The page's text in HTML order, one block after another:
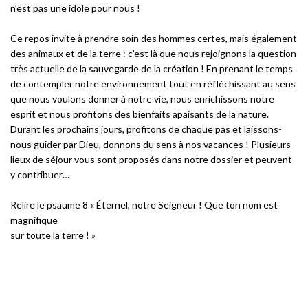
n’est pas une idole pour nous !
Ce repos invite à prendre soin des hommes certes, mais également
des animaux et de la terre : c’est là que nous rejoignons la question
très actuelle de la sauvegarde de la création ! En prenant le temps
de contempler notre environnement tout en réfléchissant au sens
que nous voulons donner à notre vie, nous enrichissons notre
esprit et nous profitons des bienfaits apaisants de la nature.
Durant les prochains jours, profitons de chaque pas et laissons-
nous guider par Dieu, donnons du sens à nos vacances ! Plusieurs
lieux de séjour vous sont proposés dans notre dossier et peuvent
y contribuer…
Relire le psaume 8 « Éternel, notre Seigneur ! Que ton nom est
magnifique
sur toute la terre ! »